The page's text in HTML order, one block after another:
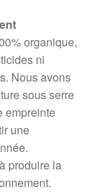
organique,
ni
Nous avons
sous serre
empreinte
une
produire la